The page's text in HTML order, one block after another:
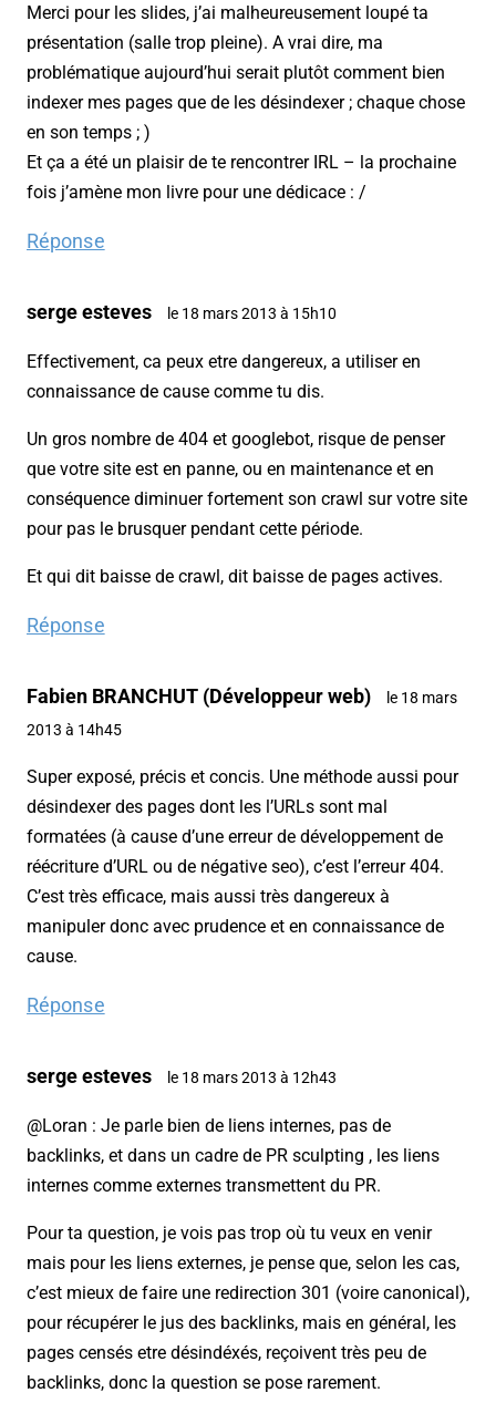
Merci pour les slides, j’ai malheureusement loupé ta
présentation (salle trop pleine). A vrai dire, ma
problématique aujourd’hui serait plutôt comment bien
indexer mes pages que de les désindexer ; chaque chose
en son temps ; )
Et ça a été un plaisir de te rencontrer IRL – la prochaine
fois j’amène mon livre pour une dédicace : /
Réponse
serge esteves le 18 mars 2013 à 15h10
Effectivement, ca peux etre dangereux, a utiliser en
connaissance de cause comme tu dis.
Un gros nombre de 404 et googlebot, risque de penser
que votre site est en panne, ou en maintenance et en
conséquence diminuer fortement son crawl sur votre site
pour pas le brusquer pendant cette période.
Et qui dit baisse de crawl, dit baisse de pages actives.
Réponse
Fabien BRANCHUT (Développeur web)
le 18 mars
2013 à 14h45
Super exposé, précis et concis. Une méthode aussi pour
désindexer des pages dont les l’URLs sont mal
formatées (à cause d’une erreur de développement de
réécriture d’URL ou de négative seo), c’est l’erreur 404.
C’est très efficace, mais aussi très dangereux à
manipuler donc avec prudence et en connaissance de
cause.
Réponse
serge esteves le 18 mars 2013 à 12h43
@Loran : Je parle bien de liens internes, pas de
backlinks, et dans un cadre de PR sculpting , les liens
internes comme externes transmettent du PR.
Pour ta question, je vois pas trop où tu veux en venir
mais pour les liens externes, je pense que, selon les cas,
c’est mieux de faire une redirection 301 (voire canonical),
pour récupérer le jus des backlinks, mais en général, les
pages censés etre désindéxés, reçoivent très peu de
backlinks, donc la question se pose rarement.